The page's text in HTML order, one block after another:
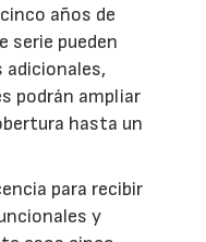
años de
serie pueden
podrán ampliar
hasta un
para recibir
y